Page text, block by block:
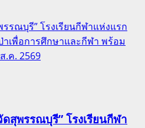
รณบุรี” โรงเรียนกีฬาแห่งแรก
เพื่อการศึกษาและกีฬา พร้อม
.ค. 2569
สุพรรณบุรี” โรงเรียนกีฬา